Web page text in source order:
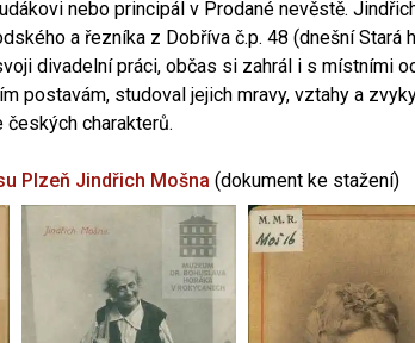
nebo principál v Prodané nevěstě.
a řezníka z Dobříva č.p. 48 (dnešní Stará
divadelní práci, občas si zahrál i s místními
postavám, studoval jejich mravy, vztahy a
charakterů.
Plzeň Jindřich Mošna (dokument ke stažení)